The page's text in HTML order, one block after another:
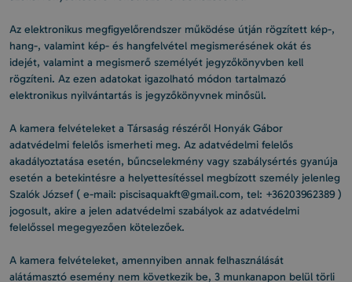
Az elektronikus megfigyelőrendszer működése útján rögzített kép-,
hang-, valamint kép- és hangfelvétel megismerésének okát és
idejét, valamint a megismerő személyét jegyzőkönyvben kell
rögzíteni. Az ezen adatokat igazolható módon tartalmazó
elektronikus nyilvántartás is jegyzőkönyvnek minősül.
A kamera felvételeket a Társaság részéről Honyák Gábor
adatvédelmi felelős ismerheti meg. Az adatvédelmi felelős
akadályoztatása esetén, bűncselekmény vagy szabálysértés gyanúja
esetén a betekintésre a helyettesítéssel megbízott személy jelenleg
Szalók József ( e-mail: piscisaquakft@gmail.com, tel: +36203962389 )
jogosult, akire a jelen adatvédelmi szabályok az adatvédelmi
felelőssel megegyezően kötelezőek.
A kamera felvételeket, amennyiben annak felhasználását
alátámasztó esemény nem következik be, 3 munkanapon belül törli